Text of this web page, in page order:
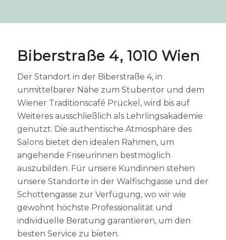
Biberstraße 4, 1010 Wien
Der Standort in der Biberstraße 4, in
unmittelbarer Nähe zum Stubentor und dem
Wiener Traditionscafé Prückel, wird bis auf
Weiteres ausschließlich als Lehrlingsakademie
genutzt. Die authentische Atmosphäre des
Salons bietet den idealen Rahmen, um
angehende Friseurinnen bestmöglich
auszubilden. Für unsere Kundinnen stehen
unsere Standorte in der Walfischgasse und der
Schottengasse zur Verfügung, wo wir wie
gewohnt höchste Professionalität und
individuelle Beratung garantieren, um den
besten Service zu bieten.